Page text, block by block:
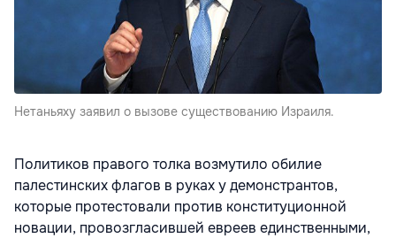
Нетаньяху заявил о вызове существованию Израиля.
Политиков правого толка возмутило обилие
палестинских флагов в руках у демонстрантов,
которые протестовали против конституционной
новации, провозгласившей евреев единственными,